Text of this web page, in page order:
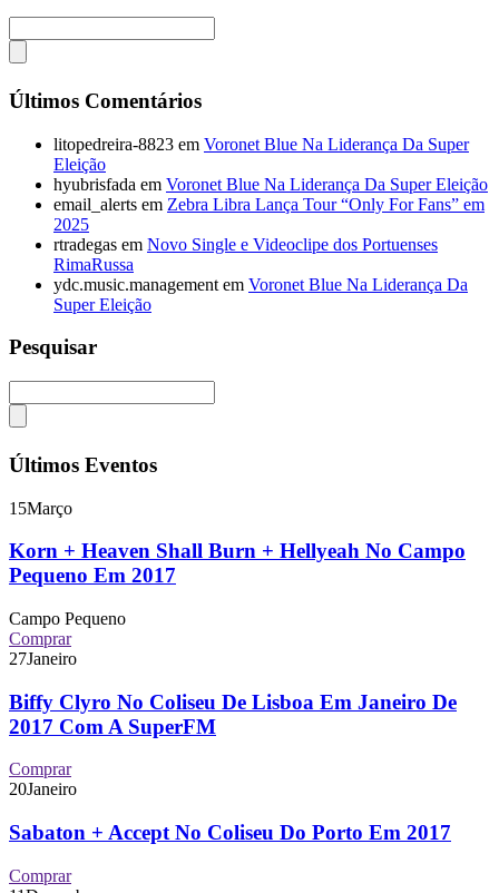
Últimos Comentários
litopedreira-8823 em Voronet Blue Na Liderança Da Super
Eleição
hyubrisfada em Voronet Blue Na Liderança Da Super Eleição
email_alerts em Zebra Libra Lança Tour “Only For Fans” em
2025
rtradegas em Novo Single e Videoclipe dos Portuenses
RimaRussa
ydc.music.management em Voronet Blue Na Liderança Da
Super Eleição
Pesquisar
Últimos Eventos
15Março
Korn + Heaven Shall Burn + Hellyeah No Campo
Pequeno Em 2017
Campo Pequeno
Comprar
27Janeiro
Biffy Clyro No Coliseu De Lisboa Em Janeiro De
2017 Com A SuperFM
Comprar
20Janeiro
Sabaton + Accept No Coliseu Do Porto Em 2017
Comprar